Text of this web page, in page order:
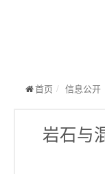
工作进度
首页 / 信息公开
岩石与